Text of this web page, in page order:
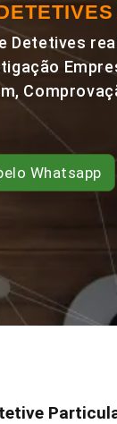
Detetives
Whatsapp